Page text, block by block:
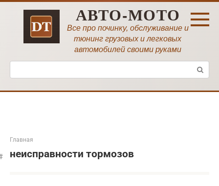
Перейти
АВТО-МОТО
Все про починку, обслуживание и
тюнинг грузовых и легковых
автомобилей своими руками
Поиск:
Главная
неисправности тормозов